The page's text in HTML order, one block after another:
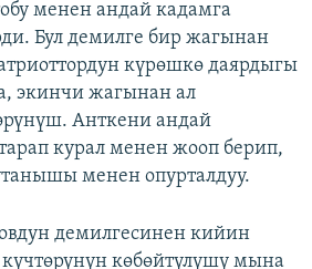
менен андай кадамга
Бул демилге бир жагынан
күрөшкө даярдыгы
экинчи жагынан ал
Анткени андай
курал менен жооп берип,
менен опурталдуу.
демилгесинен кийин
көбөйтүлүшү мына